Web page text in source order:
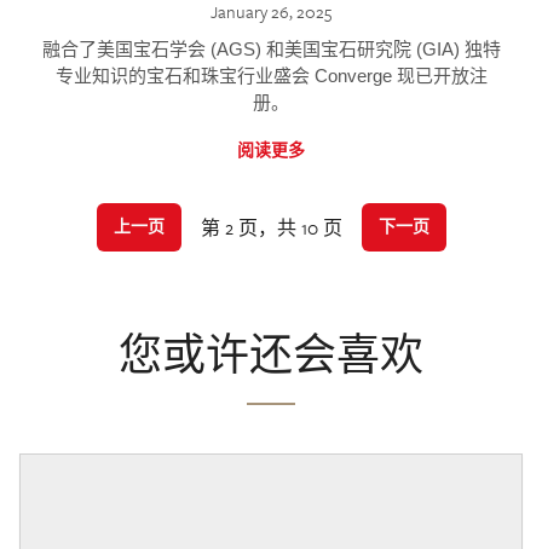
January 26, 2025
融合了美国宝石学会 (AGS) 和美国宝石研究院 (GIA) 独特
专业知识的宝石和珠宝行业盛会 Converge 现已开放注
册。
阅读更多
上一页 第 2 页，共 10 页 下一页
您或许还会喜欢